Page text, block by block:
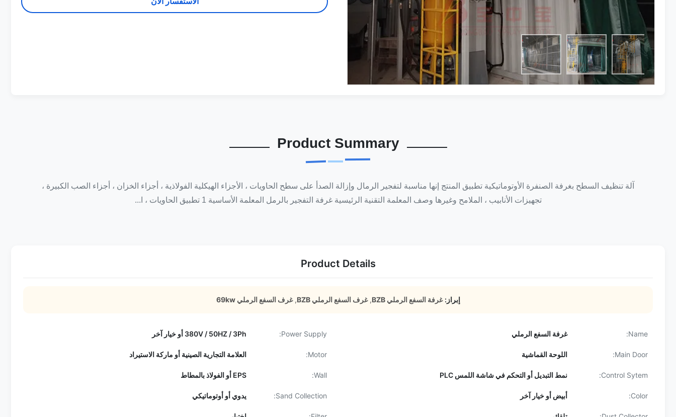
Product Summary
آلة تنظيف السطح بغرفة الصنفرة الأوتوماتيكية تطبيق المنتج إنها مناسبة لتفجير الرمال وإزالة الصدأ على سطح الحاويات ، الأجزاء الهيكلية الفولاذية ، أجزاء الخزان ، أجزاء الصب الكبيرة ،
تجهيزات الأنابيب ، الملامح وغيرها وصف المعلمة التقنية الرئيسية غرفة التفجير بالرمل المعلمة الأساسية 1 تطبيق الحاويات ، ا...
Product Details
إبراز: غرفة السفع الرملي BZB ,غرف السفع الرملي BZB ,غرف السفع الرملي 69kw
Name: غرفة السفع الرملي Power Supply: 380V / 50HZ / 3Ph أو خيار آخر
Main Door: اللوحة القماشية Motor: العلامة التجارية الصينية أو ماركة الاستيراد
Control Sytem: نمط التبديل أو التحكم في شاشة اللمس PLC Wall: EPS أو الفولاذ بالمطاط
Color: أبيض أو خيار آخر Sand Collection: يدوي أو أوتوماتيكي